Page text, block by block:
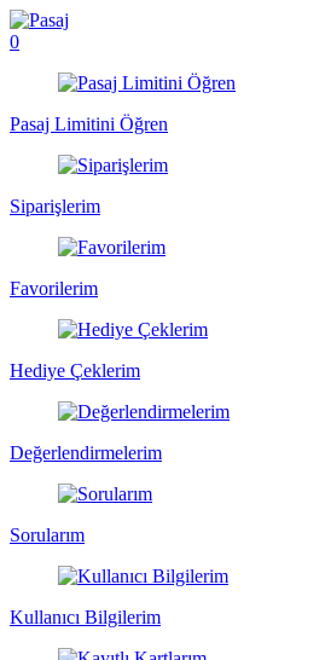
0
Pasaj Limitini Öğren
Siparişlerim
Favorilerim
Hediye Çeklerim
Değerlendirmelerim
Sorularım
Kullanıcı Bilgilerim